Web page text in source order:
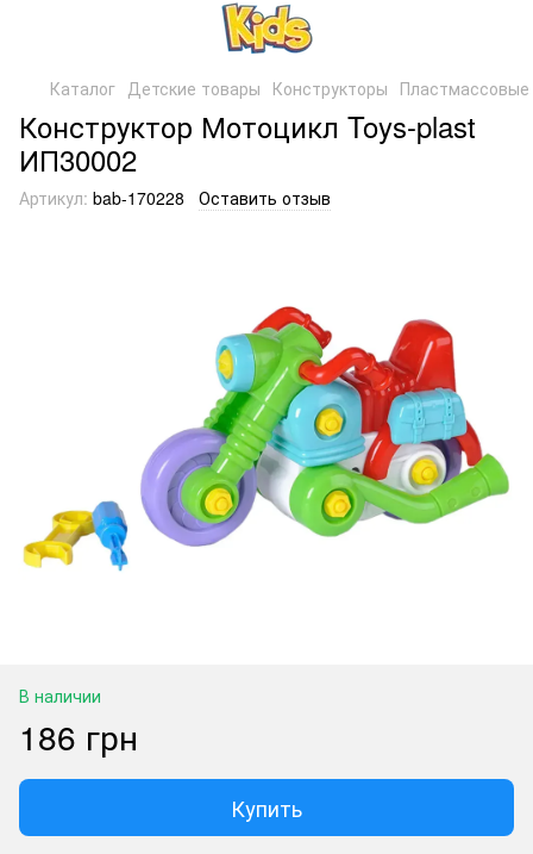
Каталог Детские товары Конструкторы
Конструктор Мотоцикл Toys-plast
ИП30002
Артикул: bab-170228 Оставить отзыв
В наличии
186 грн
Купить